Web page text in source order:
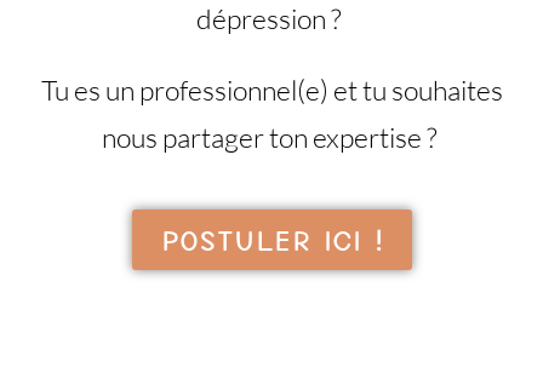
dépression ?
Tu es un professionnel(e) et tu souhaites
nous partager ton expertise ?
POSTULER ICI !